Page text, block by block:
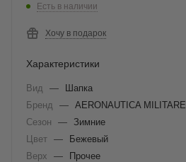
Есть в наличии
Хочу в подарок
Характеристики
Вид —
Шапка
Бренд
— AERONAUTICA MILITARE
Сезон
— Зимние
Цвет —
Бежевый
Верх
—
Прочее